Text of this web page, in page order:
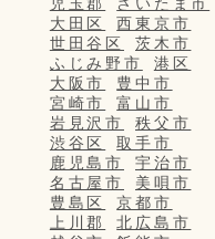
大田区
西東京市
世田谷区
茨木市
ふじみ野市
港区
大阪市
豊中市
宮崎市
富山市
岩見沢市
秩父市
渋谷区
取手市
鹿児島市
宇治市
名古屋市
美唄市
豊島区
京都市
上川郡
北広島市